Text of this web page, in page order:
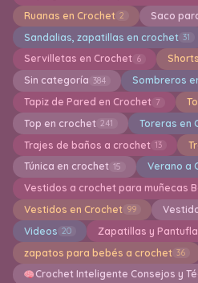
Ruanas en Crochet 2 Saco
Sandalias, zapatillas en crochet 31
Servilletas en Crochet 6
Sin categoría 384 Sombreros
Tapiz de Pared en Crochet 7
Top en crochet 241 Toreras en
Trajes de baños a crochet 13
Túnica en crochet 15 Verano a
Vestidos a crochet para muñecas
Vestidos en Crochet 99
Videos 20 Zapatillas y
zapatos para bebés a crochet 36
Crochet Inteligente Consejos y